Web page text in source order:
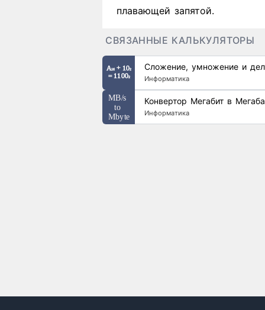
плавающей запятой.
СВЯЗАННЫЕ КАЛЬКУЛЯТОРЫ
Сложение, умножение и
Информатика
Конвертор Мегабит в
Информатика